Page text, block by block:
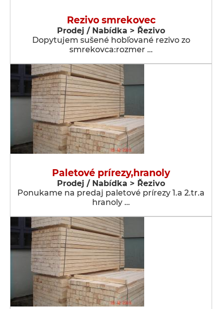
Rezivo smrekovec
Prodej / Nabídka > Řezivo
Dopytujem sušené hobľované rezivo zo
smrekovca:rozmer …
Paletové prírezy,hranoly
Prodej / Nabídka > Řezivo
Ponukame na predaj paletové prírezy 1.a 2.tr.a
hranoly …